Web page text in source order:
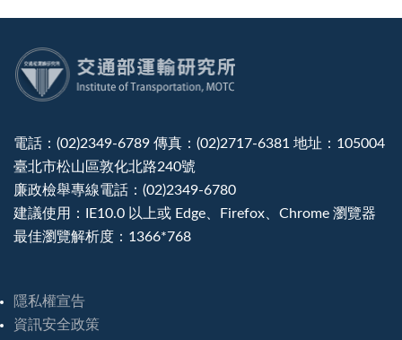
電話：(02)2349-6789 傳真：(02)2717-6381 地址：105004
臺北市松山區敦化北路240號
廉政檢舉專線電話：(02)2349-6780
建議使用：IE10.0 以上或 Edge、Firefox、Chrome 瀏覽器
最佳瀏覽解析度：1366*768
隱私權宣告
資訊安全政策